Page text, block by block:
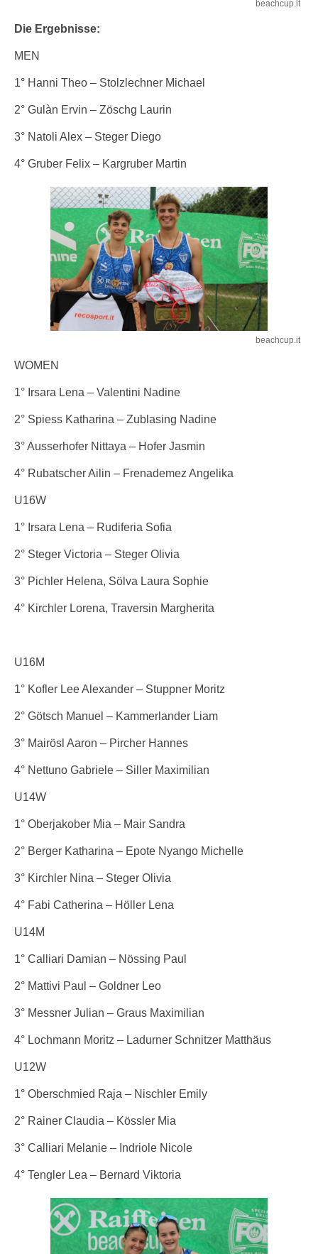
beachcup.it
Die Ergebnisse:
MEN
1° Hanni Theo – Stolzlechner Michael
2° Gulàn Ervin – Zöschg Laurin
3° Natoli Alex – Steger Diego
4° Gruber Felix – Kargruber Martin
beachcup.it
WOMEN
1° Irsara Lena – Valentini Nadine
2° Spiess Katharina – Zublasing Nadine
3° Ausserhofer Nittaya – Hofer Jasmin
4° Rubatscher Ailin – Frenademez Angelika
U16W
1° Irsara Lena – Rudiferia Sofia
2° Steger Victoria – Steger Olivia
3° Pichler Helena, Sölva Laura Sophie
4° Kirchler Lorena, Traversin Margherita
U16M
1° Kofler Lee Alexander – Stuppner Moritz
2° Götsch Manuel – Kammerlander Liam
3° Mairösl Aaron – Pircher Hannes
4° Nettuno Gabriele – Siller Maximilian
U14W
1° Oberjakober Mia – Mair Sandra
2° Berger Katharina – Epote Nyango Michelle
3° Kirchler Nina – Steger Olivia
4° Fabi Catherina – Höller Lena
U14M
1° Calliari Damian – Nössing Paul
2° Mattivi Paul – Goldner Leo
3° Messner Julian – Graus Maximilian
4° Lochmann Moritz – Ladurner Schnitzer Matthäus
U12W
1° Oberschmied Raja – Nischler Emily
2° Rainer Claudia – Kössler Mia
3° Calliari Melanie – Indriole Nicole
4° Tengler Lea – Bernard Viktoria